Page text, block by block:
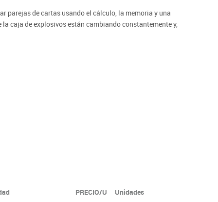
parejas de cartas usando el cálculo, la memoria y una
la caja de explosivos están cambiando constantemente y,
PRECIO/U Unidades